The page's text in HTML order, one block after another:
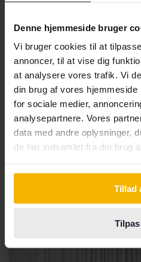
Denne hjemmeside bruger
Vi bruger cookies til at
annoncer, til at vise dig
at analysere vores trafik. Vi
din brug af vores
for sociale medier,
analysepartnere. Vores
data med andre oplysninger,
de har indsamlet fra din brug
Tillad
Tilpas
Seat Ateca
1.5 TSI ACT 4Drive
2019
308 630 kilometer
Kungälv (Ellesbo)
Startpris